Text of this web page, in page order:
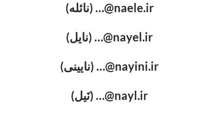
naele.ir@… (نائله)
nayel.ir@… (نایل)
nayini.ir@… (نایینی)
nayl.ir@… (نَیل)